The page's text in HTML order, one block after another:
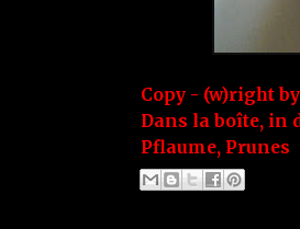
Copy - (w)right by
Dans la boîte, in
Pflaume, Prunes